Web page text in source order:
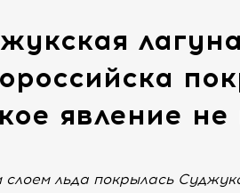
явление не
слоем льда покрылась